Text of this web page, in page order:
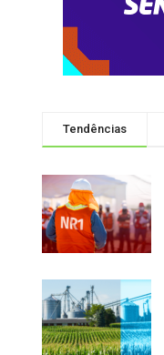
Tendências